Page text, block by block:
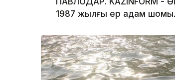
1987 жылғы ер адам